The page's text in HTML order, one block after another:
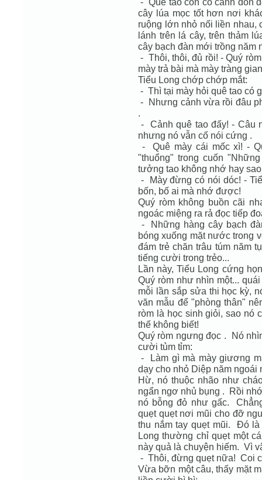
cây lúa mọc tốt hơn nơi
ruộng lớn nhỏ nối liền nhau,
lánh trên lá cây, trên thảm
cây bạch đàn mới trồng năm
- Thôi, thôi, đủ rồi! - Quý
mày trả bài mà mày tràng
Tiểu Long chớp chớp mắt:
- Thì tại mày hỏi quê tao có
- Nhưng cảnh vừa rồi đâu
.
- Cảnh quê tao đấy! - Câu
nhưng nó vẫn cố nói cứng .
- Quê mày cái mốc xì! -
"thuổng" trong cuốn
tưởng tao không nhớ hay
- Mày đừng có nói dóc! -
bốn, bố ai mà nhớ được!
Quý ròm không buồn cãi
ngoác miệng ra rả đọc tiếp
- Những hàng cây bạch
bóng xuống mặt nước trong
đám trẻ chăn trâu túm năm
tiếng cười trong trẻo...
Lần này, Tiểu Long cứng
Quý ròm như nhìn một...
mỗi lần sắp sửa thi học kỳ,
văn mẫu để "phòng thân"
ròm là học sinh giỏi, sao nó
thế không biết!
Quý ròm ngưng đọc . Nó
cười tủm tỉm:
- Làm gì mà mày giương
dạy cho nhỏ Diệp năm ngoái
Hừ, nó thuộc nhão như
ngẩn ngơ nhủ bụng . Rồi
nó bỗng đỏ như gấc.
quẹt quẹt nơi mũi cho đỡ
thu nắm tay quẹt mũi. Đó
Long thường chỉ quẹt một
này quả là chuyện hiếm. Vì
- Thôi, đừng quẹt nữa! Coi
Vừa bỡn một câu, thấy mặt